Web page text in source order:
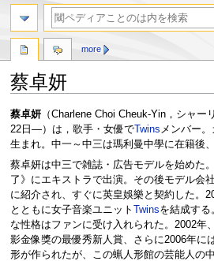
蔡卓妍
ナ
ビ
ゲ
ー
シ
ョ
ン
に
移
動
検
索
に
移
動
蔡卓妍（Charlene Choi Cheuk-Yin，シャー
22日—）は，歌手・女優でTwins メンバー
生まれ。中一～中三は瑪利曼中學に在籍後
蔡卓妍は中三で雑誌・広告モデルを始めた
了》にエキストラで出演。その後モデル会
に紹介され、すぐに英皇娛樂と契約した。
とともに女子音楽ユニット Twinsを結成す
な性格はファンに受け入れられた。2002年
影金像獎の最優秀新人賞、さらに2006年に
形が作られたが、この蝋人形館の芸能人の
more